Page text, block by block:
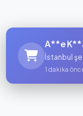
A**e
İstanbul
1 dakika